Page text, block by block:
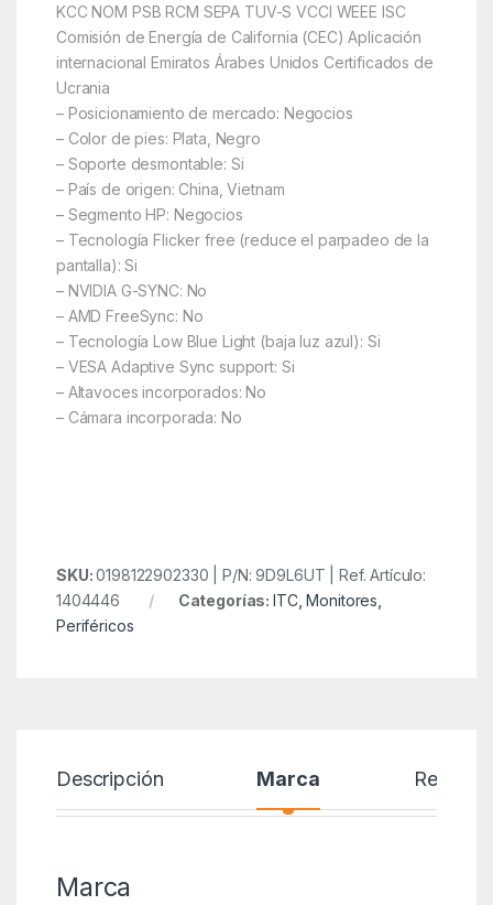
KCC NOM PSB RCM SEPA TUV-S VCCI WEEE ISC
Comisión de Energía de California (CEC) Aplicación
internacional Emiratos Árabes Unidos Certificados de
Ucrania
– Posicionamiento de mercado: Negocios
– Color de pies: Plata, Negro
– Soporte desmontable: Si
– País de origen: China, Vietnam
– Segmento HP: Negocios
– Tecnología Flicker free (reduce el parpadeo de la
pantalla): Si
– NVIDIA G-SYNC: No
– AMD FreeSync: No
– Tecnología Low Blue Light (baja luz azul): Si
– VESA Adaptive Sync support: Si
– Altavoces incorporados: No
– Cámara incorporada: No
SKU:0198122902330 | P/N: 9D9L6UT | Ref. Artículo:
1404446
Categorías:ITC,Monitores
Periféricos
Descripción Marca Reseñas
Marca